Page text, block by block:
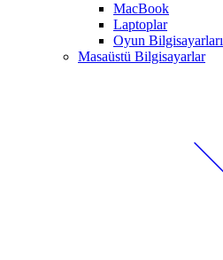
MacBook
Laptoplar
Oyun Bilgisayarları
Masaüstü Bilgisayarlar